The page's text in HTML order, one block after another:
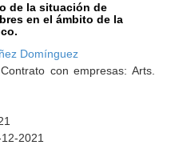
de la situación de
en el ámbito de la
Domínguez
con empresas: Arts.
2021